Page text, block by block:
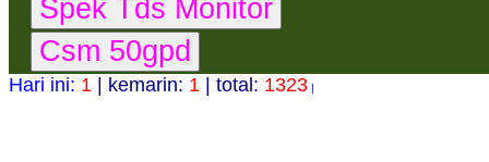
Hari ini: 1 | kemarin: 1 | total: 1323 |